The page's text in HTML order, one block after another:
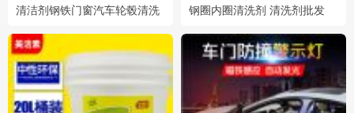
清洁剂钢铁门窗汽车轮毂清洗
钢圈内圈清洗剂 清洗剂批发